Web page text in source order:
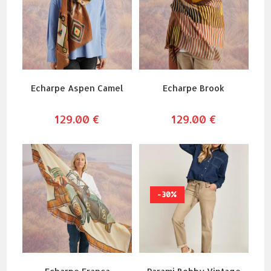
Echarpe Aspen Camel
129.00€
Echarpe Brook
129.00 €
-30%